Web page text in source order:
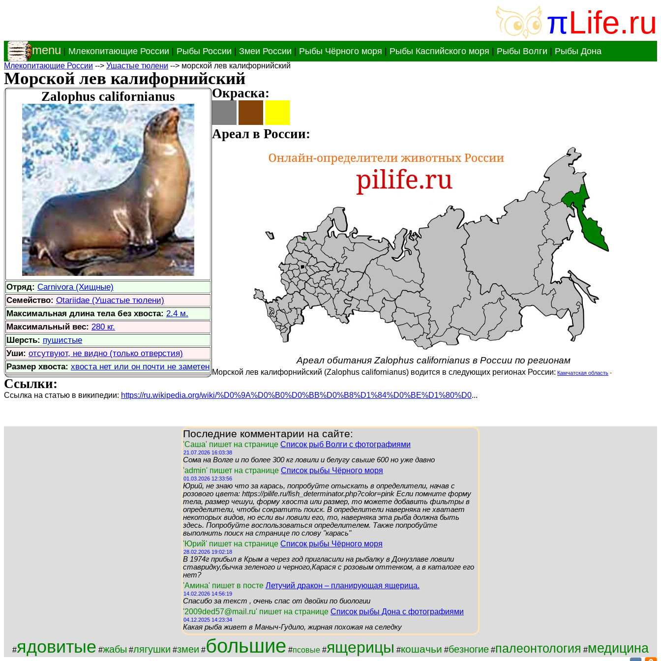
πLife.ru
menu Млекопитающие России Рыбы России Змеи России Рыбы Чёрного моря Рыбы Каспийского моря Рыбы Волги Рыбы Дона
Млекопитающие России --> Ушастые тюлени --> морской лев калифорнийский
Морской лев калифорнийский
Zalophus californianus
Отряд: Carnivora (Хищные)
Семейство: Otariidae (Ушастые тюлени)
Максимальная длина тела без хвоста: 2.4 м.
Максимальный вес: 280 кг.
Шерсть: пушистые
Уши: отсутвуют, не видно (только отверстия)
Размер хвоста: хвоста нет или он почти не заметен
Окраска:
Ареал в России:
Ареал обитания Zalophus californianus в России по регионам
Морской лев калифорнийский (Zalophus californianus) водится в следующих регионах России: Камчатская область -
Ссылки:
Ссылка на статью в википедии: https://ru.wikipedia.org/wiki/%D0%9A%D0%B0%D0%BB%D0%B8%D1%84%D0%BE%D1%80%D0...
Последние комментарии на сайте:
'Саша' пишет на странице Список рыб Волги с фотографиями
21.07.2026 16:03:38
Сома на Волге и по более 300 кг ловили и белугу свыше 600 но уже давно
'admin' пишет на странице Список рыбы Чёрного моря
01.03.2026 12:33:56
Юрий, не знаю что за карась, попробуйте отыскать в определители, начав с
розового цвета: https://pilife.ru/fish_determinator.php?color=pink Если помните форму
тела, размер чешуи, форму хвоста или размер, то можете добавить фильтры в
определители, чтобы сократить поиск. В определители наверняка не хватает
некоторых видов, но если вы ловили его, то, наверняка эта рыба должна быть
здесь. Попробуйте воспользоваться определителем. Также попробуйте
выполнить поиск на странице по слову "карась"
'Юрий' пишет на странице Список рыбы Чёрного моря
28.02.2026 19:02:18
В 1974г прибыл в Крым а через год пригласили на рыбалку в Донузлаве ловили
ставридку,бычка зеленого и черного,Карася с розовым оттенком, а в каталоге его
нет?
'Амина' пишет в посте Летучий дракон – планирующая ящерица.
14.02.2026 14:56:19
Спасибо за текст , очень спас от двойки по биологии
'2009ded57@mail.ru' пишет на странице Список рыбы Дона с фотографиями
04.12.2025 14:23:34
Какая рыба живет в Маныч-Гудило, жирная похожая на селедку
#ядовитые #жабы #лягушки #змеи #большие #псовые #ящерицы #кошачьи #безногие #палеонтология #медицина